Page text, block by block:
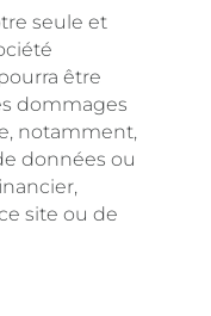
seule et
être
dommages
notamment,
données ou
site ou de